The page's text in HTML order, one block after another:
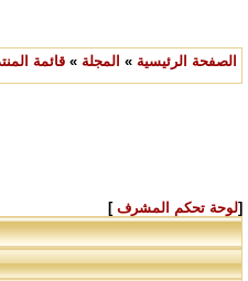
الصفحة الرئيسية » المجلة » قائمة
[لوحة تحكم المشرف ]